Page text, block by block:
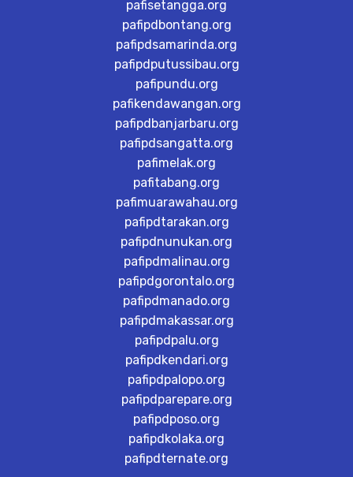
pafisetangga.org
pafipdbontang.org
pafipdsamarinda.org
pafipdputussibau.org
pafipundu.org
pafikendawangan.org
pafipdbanjarbaru.org
pafipdsangatta.org
pafimelak.org
pafitabang.org
pafimuarawahau.org
pafipdtarakan.org
pafipdnunukan.org
pafipdmalinau.org
pafipdgorontalo.org
pafipdmanado.org
pafipdmakassar.org
pafipdpalu.org
pafipdkendari.org
pafipdpalopo.org
pafipdparepare.org
pafipdposo.org
pafipdkolaka.org
pafipdternate.org